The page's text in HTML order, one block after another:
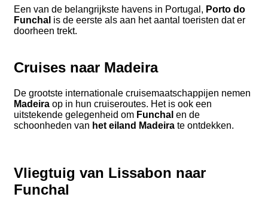
Een van de belangrijkste havens in Portugal, Porto do
Funchal is de eerste als aan het aantal toeristen dat er
doorheen trekt.
Cruises naar Madeira
De grootste internationale cruisemaatschappijen nemen
Madeira op in hun cruiseroutes. Het is ook een
uitstekende gelegenheid om Funchal en de
schoonheden van het eiland Madeira te ontdekken.
Vliegtuig van Lissabon naar
Funchal